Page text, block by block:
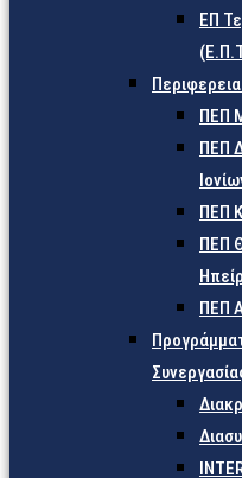
ΕΠ
ΠΕΠ
ΠΕΠ
ΠΕΠ
ΠΕΠ
ΠΕΠ